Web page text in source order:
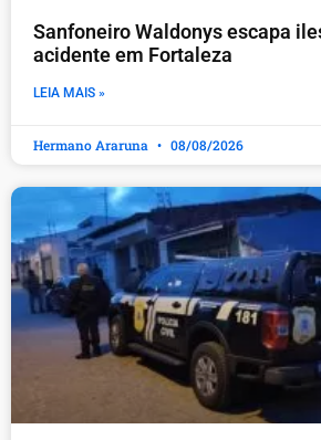
Sanfoneiro Waldonys escapa
acidente em Fortaleza
LEIA MAIS »
Hermano Araruna 08/08/2026